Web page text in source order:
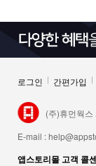
로그인 간편가입
(주)휴먼웍스
E-mail :
앱스토리몰 고객 콜